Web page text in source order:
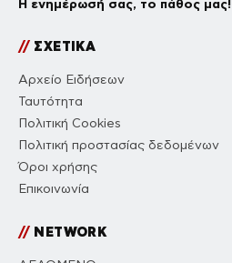
Η ενημέρωσή σας, το πάθος μας!
//ΣΧΕΤΙΚΑ
Αρχείο Ειδήσεων
Ταυτότητα
Πολιτική Cookies
Πολιτική προστασίας δεδομένων
Όροι χρήσης
Επικοινωνία
//NETWORK